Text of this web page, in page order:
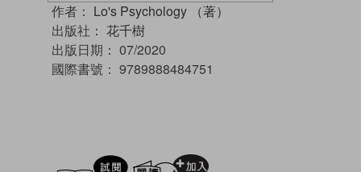
作者： Lo's Psychology （著）
出版社： 花千樹
出版日期： 07/2020
國際書號： 9789888484751
試閲